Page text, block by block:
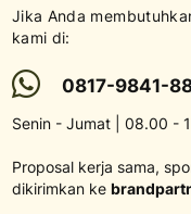
Jika Anda
kami di:
0817-9841-
Senin - Jumat | 08.00 -
Proposal kerja sama,
dikirimkan ke